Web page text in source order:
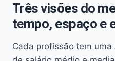
Três visões do
tempo, espaço e
Cada profissão tem